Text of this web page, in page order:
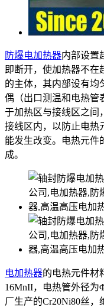
防爆电加热器内部设置
即断开，使加热器不在
的主体，其内部设有均
偶（出口测温和电热管
于加热区与接线区之间
接线区内，以防止电热
能发生改变。电热元件
成。
电加热器的电热元件材
16MnII，电热管外径为
厂生产的Cr20Ni80丝